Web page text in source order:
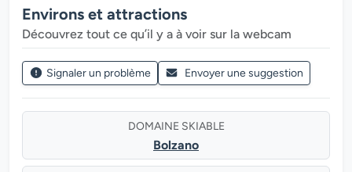
Environs et attractions
Découvrez tout ce qu’il y a à voir sur la webcam
Signaler un problème Envoyer une suggestion
DOMAINE SKIABLE
Bolzano